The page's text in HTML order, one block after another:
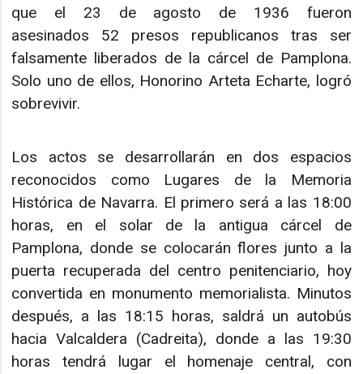
que el 23 de agosto de 1936 fueron
asesinados 52 presos republicanos tras ser
falsamente liberados de la cárcel de Pamplona.
Solo uno de ellos, Honorino Arteta Echarte, logró
sobrevivir.
Los actos se desarrollarán en dos espacios
reconocidos como Lugares de la Memoria
Histórica de Navarra. El primero será a las 18:00
horas, en el solar de la antigua cárcel de
Pamplona, donde se colocarán flores junto a la
puerta recuperada del centro penitenciario, hoy
convertida en monumento memorialista. Minutos
después, a las 18:15 horas, saldrá un autobús
hacia Valcaldera (Cadreita), donde a las 19:30
horas tendrá lugar el homenaje central, con